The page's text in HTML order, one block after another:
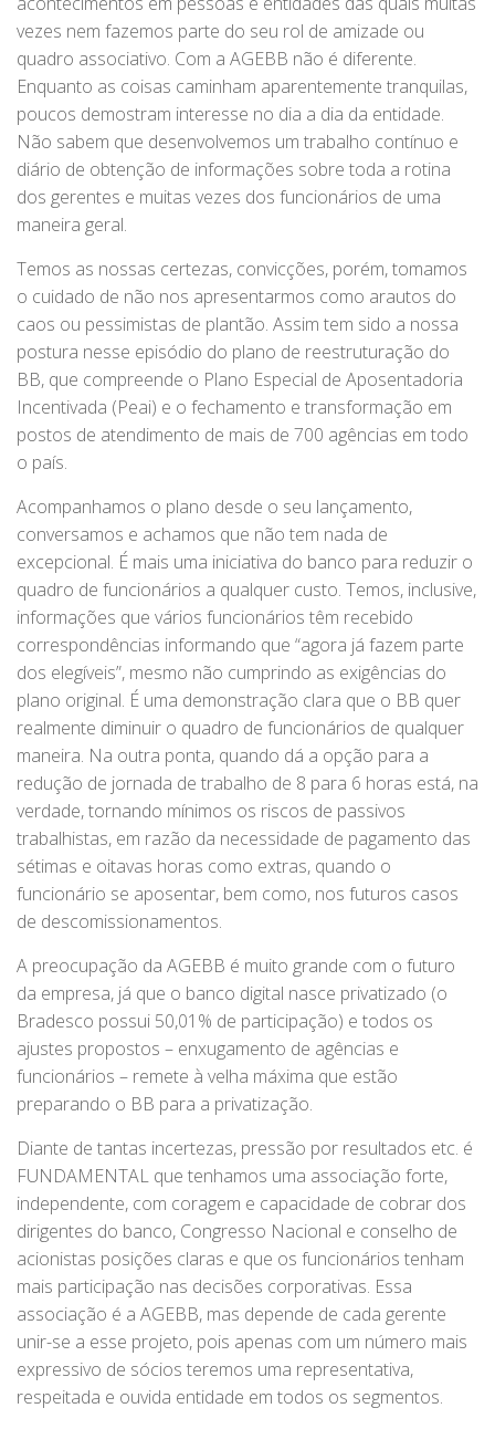
vezes nem fazemos parte do seu rol de amizade ou
quadro associativo. Com a AGEBB não é diferente.
Enquanto as coisas caminham aparentemente tranquilas,
poucos demostram interesse no dia a dia da entidade.
Não sabem que desenvolvemos um trabalho contínuo e
diário de obtenção de informações sobre toda a rotina
dos gerentes e muitas vezes dos funcionários de uma
maneira geral.
Temos as nossas certezas, convicções, porém, tomamos
o cuidado de não nos apresentarmos como arautos do
caos ou pessimistas de plantão. Assim tem sido a nossa
postura nesse episódio do plano de reestruturação do
BB, que compreende o Plano Especial de Aposentadoria
Incentivada (Peai) e o fechamento e transformação em
postos de atendimento de mais de 700 agências em todo
o país.
Acompanhamos o plano desde o seu lançamento,
conversamos e achamos que não tem nada de
excepcional. É mais uma iniciativa do banco para reduzir o
quadro de funcionários a qualquer custo. Temos, inclusive,
informações que vários funcionários têm recebido
correspondências informando que “agora já fazem parte
dos elegíveis”, mesmo não cumprindo as exigências do
plano original. É uma demonstração clara que o BB quer
realmente diminuir o quadro de funcionários de qualquer
maneira. Na outra ponta, quando dá a opção para a
redução de jornada de trabalho de 8 para 6 horas está, na
verdade, tornando mínimos os riscos de passivos
trabalhistas, em razão da necessidade de pagamento das
sétimas e oitavas horas como extras, quando o
funcionário se aposentar, bem como, nos futuros casos
de descomissionamentos.
A preocupação da AGEBB é muito grande com o futuro
da empresa, já que o banco digital nasce privatizado (o
Bradesco possui 50,01% de participação) e todos os
ajustes propostos – enxugamento de agências e
funcionários – remete à velha máxima que estão
preparando o BB para a privatização.
Diante de tantas incertezas, pressão por resultados etc. é
FUNDAMENTAL que tenhamos uma associação forte,
independente, com coragem e capacidade de cobrar dos
dirigentes do banco, Congresso Nacional e conselho de
acionistas posições claras e que os funcionários tenham
mais participação nas decisões corporativas. Essa
associação é a AGEBB, mas depende de cada gerente
unir-se a esse projeto, pois apenas com um número mais
expressivo de sócios teremos uma representativa,
respeitada e ouvida entidade em todos os segmentos.